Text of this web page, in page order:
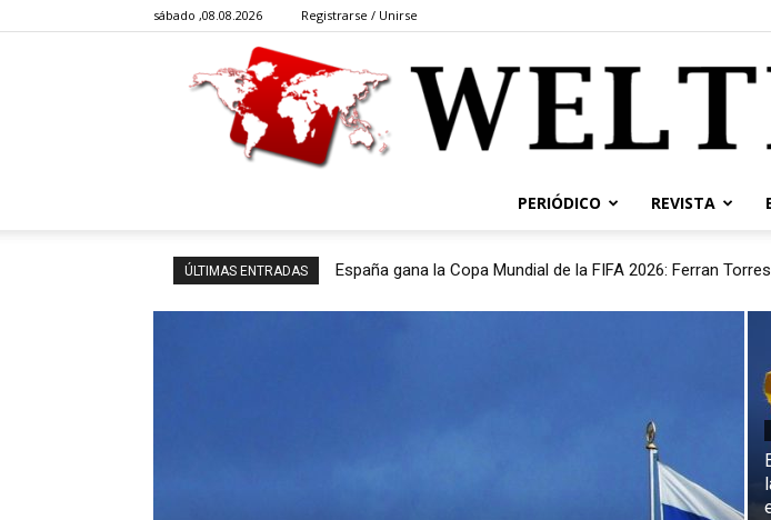
sábado ,08.08.2026 Registrarse / Unirse
PERIÓDICO REVISTA
ÚLTIMAS ENTRADAS
Cita del día: «Nos han atacado. Están matando a nuestros